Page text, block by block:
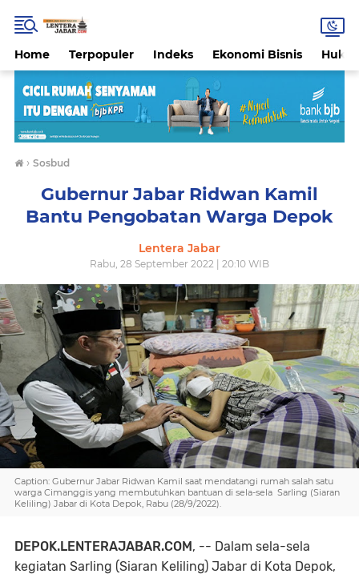
Home Terpopuler Indeks Ekonomi Bisnis
› Sosbud
Gubernur Jabar Ridwan Kamil
Bantu Pengobatan Warga Depok
Lentera Jabar
Rabu, 28 September 2022 | 20:10 WIB
Caption: Gubernur Jabar Ridwan Kamil saat mendatangi rumah salah satu
warga Cimanggis yang membutuhkan bantuan di sela-sela Sarling (Siaran
Keliling) Jabar di Kota Depok, Rabu (28/9/2022).
DEPOK.LENTERAJABAR.COM, -- Dalam sela-sela
kegiatan Sarling (Siaran Keliling) Jabar di Kota Depok,